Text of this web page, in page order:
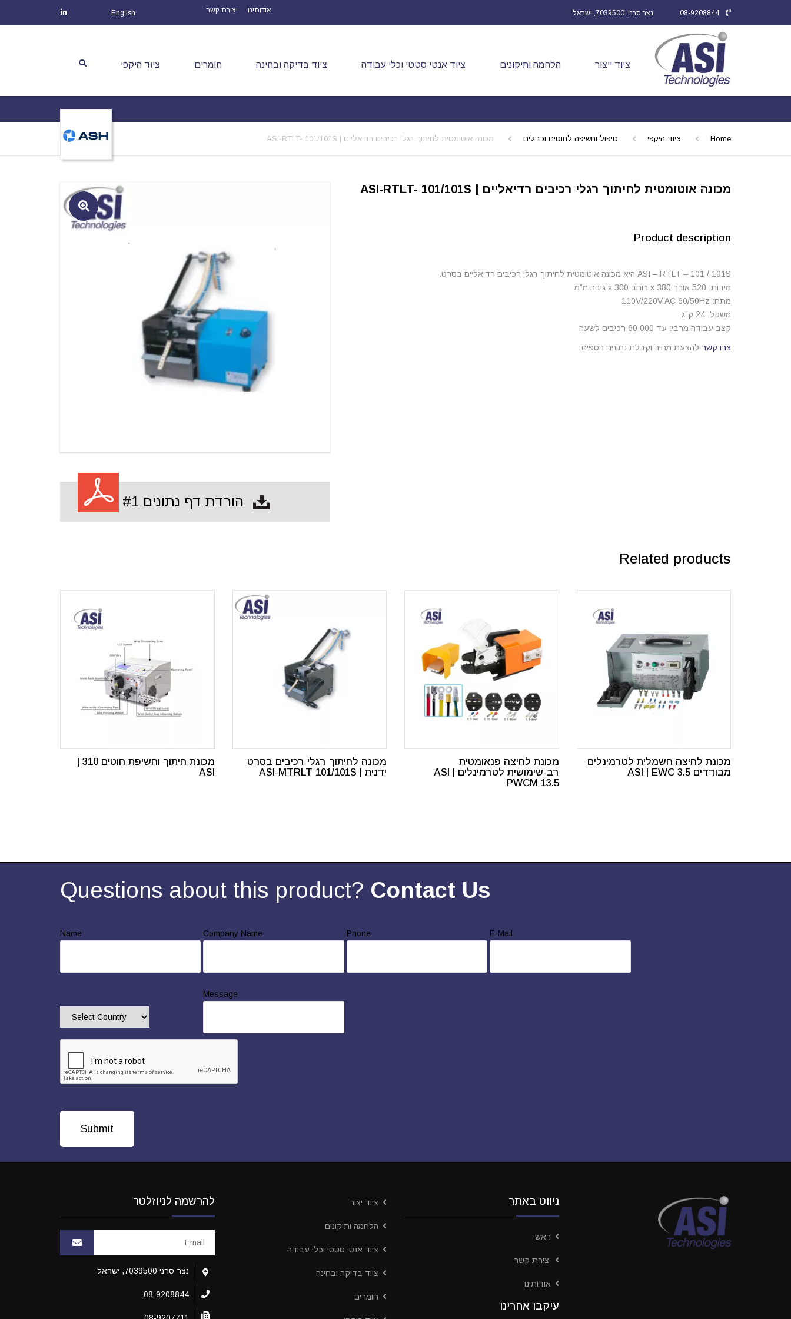
08-9208844 נצר סרני, 7039500, ישראל אודותינו יצירת קשר English
ציוד ייצור הלחמה ותיקונים ציוד אנטי סטטי וכלי עבודה ציוד בדיקה ובחינה חומרים ציוד היקפי
Home ציוד היקפי טיפול וחשיפה לחוטים וכבלים מכונה אוטומטית לחיתוך רגלי רכיבים רדיאליים | ASI-RTLT- 101/101S
מכונה אוטומטית לחיתוך רגלי רכיבים רדיאליים | ASI-RTLT- 101/101S
Product description
ASI – RTLT – 101 / 101S היא מכונה אוטומטית לחיתוך רגלי רכיבים רדיאליים בסרט.
מידות: 520 אורך x 380 רוחב x 300 גובה מ"מ
מתח: 110V/220V AC 60/50Hz
משקל: 24 ק"ג
קצב עבודה מרבי: עד 60,000 רכיבים לשעה
צרו קשר להצעת מחיר וקבלת נתונים נוספים
🔍
הורדת דף נתונים #1
Related products
מכונת לחיצה חשמלית לטרמינלים
מבודדים ASI | EWC 3.5
מכונת לחיצה פנאומטית
רב-שימושית לטרמינלים ASI |
PWCM 13.5
מכונה לחיתוך רגלי רכיבים בסרט
ידנית | ASI-MTRLT 101/101S
מכונת חיתוך וחשיפת חוטים 310 |
ASI
Questions about this product? Contact Us
Name Company Name Phone E-Mail
Message
ניווט באתר
ראשי
יצירת קשר
אודותינו
עיקבו אחרינו
ציוד יצור
הלחמה ותיקונים
ציוד אנטי סטטי וכלי עבודה
ציוד בדיקה ובחינה
חומרים
להרשמה לניוזלטר
נצר סרני 7039500, ישראל
08-9208844